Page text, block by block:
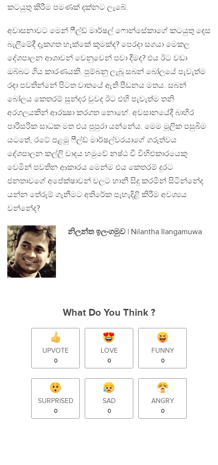
කටයුතු කිරීම පමණක් දක්නට ලැබේ.
අවාසනාවට මෙන් ෆීල්ඩ් මාර්ෂල් ෆොන්සේකාගේ කටයුතු දෙස
බැලීමේදී දැකගත හැක්කේ කුමක්ද? පෙරදා සගයා මෙකල
දේශපාලන ආශාවන් වෙනුවෙන් පවා දීමද? එය ඊට වඩා
ඔබ්බට ගිය කාරණයකි. පුම්බනු ලැබූ සබන් බෝලයේ පැවැත්ම
රඳා පවතින්නේ පිටත වාතයේ ඇති පීඩනය මතය. සබන්
බෝලය කෙතරම් සුන්දර වුවද ඊට එහි පැවැත්ම තනි
අරගලයකින් ආරක්‍ෂා කරගත නොහේ. අවසානයේදී බාහිර
පාරිසරික සාධක මත එය පුපුරා යන්නේය. මෙම මූලික පසුබිම
යටතේ, රටේ පළමු ෆීල්ඩ් මාර්ෂල්වරයාගේ ගරුත්වය
දේශපාලන කල්ලි වාදය හමුවේ නෂ්ඨ වී විහිළුකාරයෙකු
වෙමින් පවතින ආකාරය මෙන්ම එය කෙතරම් දුරට
ජනතාවගේ අපේක්ෂාවන් වලට හානී සිදු කරමින් සිටින්නේද
යන්න තේරුම් ගැනීමට අතිරේක පැහැදිළි කිරීම අවශ්‍යය
වන්නේද?
නිලන්ත ඉලංගමුව | Nilantha Ilangamuwa
What Do You Think ?
UPVOTE
0
LOVE
0
FUNNY
0
SURPRISED
0
SAD
0
ANGRY
0